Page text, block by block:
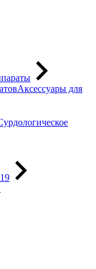
Аксессуары для